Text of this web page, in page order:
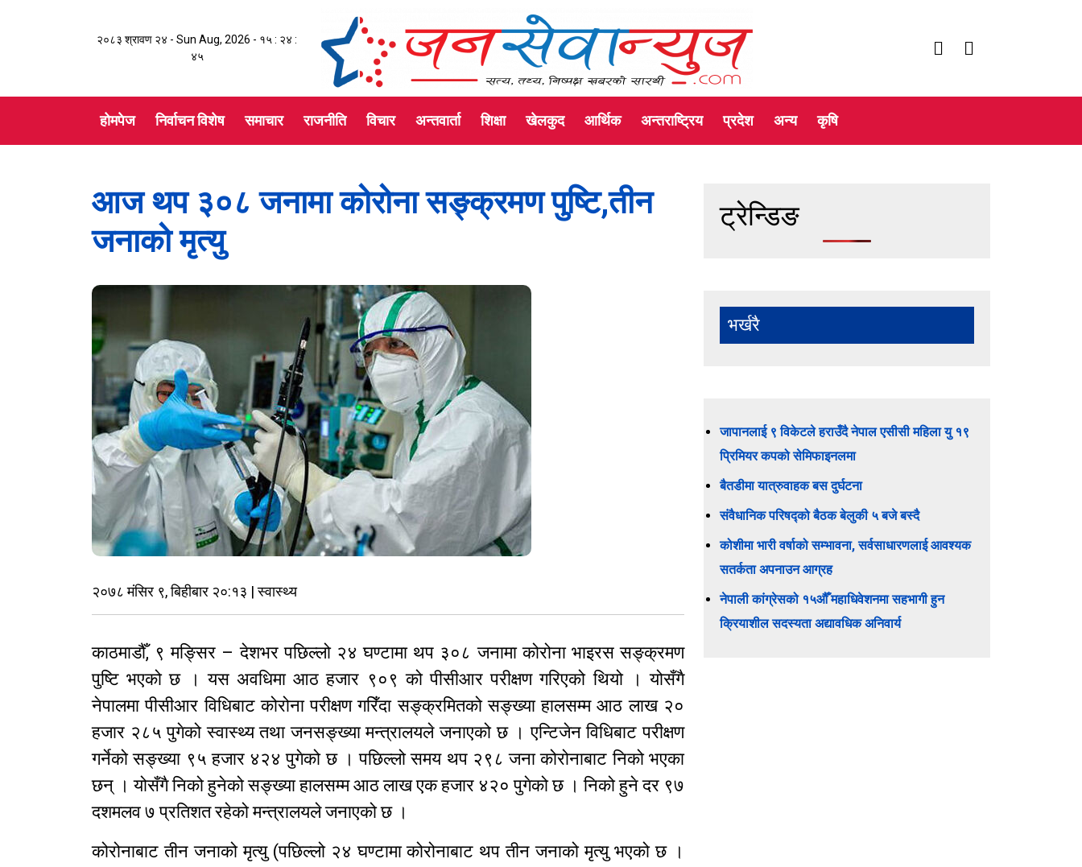
२०८३ श्रावण २४ - Sun Aug, 2026 - १५ : २४ :
४५
होमपेज निर्वाचन विशेष समाचार राजनीति विचार अन्तवार्ता शिक्षा खेलकुद आर्थिक अन्तराष्ट्रिय प्रदेश अन्य कृषि
आज थप ३०८ जनामा कोरोना सङ्क्रमण पुष्टि,तीन
जनाको मृत्यु
२०७८ मंसिर ९, बिहीबार २०:१३ | स्वास्थ्य
काठमाडौँ, ९ मङ्सिर – देशभर पछिल्लो २४ घण्टामा थप ३०८ जनामा कोरोना भाइरस सङ्क्रमण
पुष्टि भएको छ । यस अवधिमा आठ हजार ९०९ को पीसीआर परीक्षण गरिएको थियो । योसँगै
नेपालमा पीसीआर विधिबाट कोरोना परीक्षण गरिँदा सङ्क्रमितको सङ्ख्या हालसम्म आठ लाख २०
हजार २८५ पुगेको स्वास्थ्य तथा जनसङ्ख्या मन्त्रालयले जनाएको छ । एन्टिजेन विधिबाट परीक्षण
गर्नेको सङ्ख्या ९५ हजार ४२४ पुगेको छ । पछिल्लो समय थप २९८ जना कोरोनाबाट निको भएका
छन् । योसँगै निको हुनेको सङ्ख्या हालसम्म आठ लाख एक हजार ४२० पुगेको छ । निको हुने दर ९७
दशमलव ७ प्रतिशत रहेको मन्त्रालयले जनाएको छ ।
कोरोनाबाट तीन जनाको मृत्यु (पछिल्लो २४ घण्टामा कोरोनाबाट थप तीन जनाको मृत्यु भएको छ ।
ट्रेन्डिङ
भर्खरै
जापानलाई ९ विकेटले हराउँदै नेपाल एसीसी महिला यु १९
प्रिमियर कपको सेमिफाइनलमा
बैतडीमा यात्रुवाहक बस दुर्घटना
संवैधानिक परिषद्को बैठक बेलुकी ५ बजे बस्दै
कोशीमा भारी वर्षाको सम्भावना, सर्वसाधारणलाई आवश्यक
सतर्कता अपनाउन आग्रह
नेपाली कांग्रेसको १५औँ महाधिवेशनमा सहभागी हुन
क्रियाशील सदस्यता अद्यावधिक अनिवार्य